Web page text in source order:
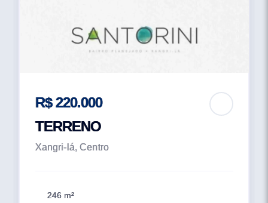
R$ 220.000
TERRENO
Xangri-lá, Centro
246 m²